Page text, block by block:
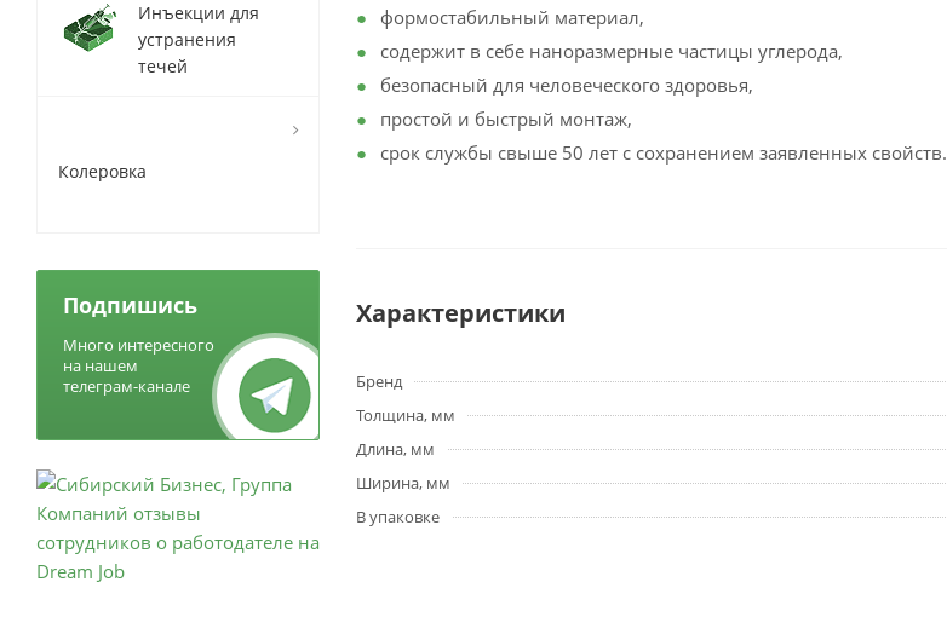
формостабильный материал,
содержит в себе наноразмерные частицы углерода,
безопасный для человеческого здоровья,
простой и быстрый монтаж,
срок службы свыше 50 лет с сохранением заявленных свойств.
Характеристики
Бренд
Толщина, мм
Длина, мм
Ширина, мм
В упаковке
Инъекции для
устранения
течей
Колеровка
Подпишись
Много интересного
на нашем
телеграм-канале